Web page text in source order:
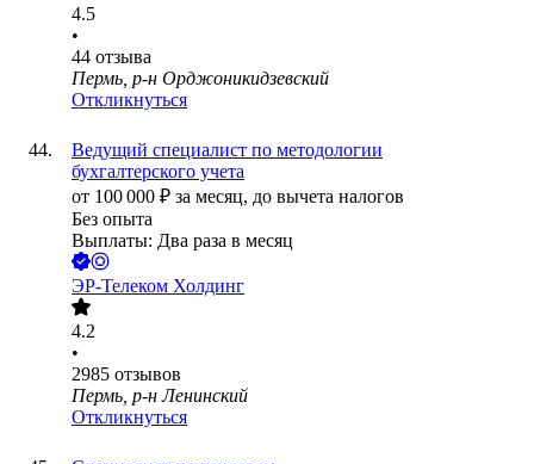
4.5
•
44 отзыва
Пермь, р-н Орджоникидзевский
Откликнуться
Ведущий специалист по методологии
бухгалтерского учета
от 100 000 ₽ за месяц, до вычета налогов
Без опыта
Выплаты: Два раза в месяц
ЭР-Телеком Холдинг
4.2
•
2985 отзывов
Пермь, р-н Ленинский
Откликнуться